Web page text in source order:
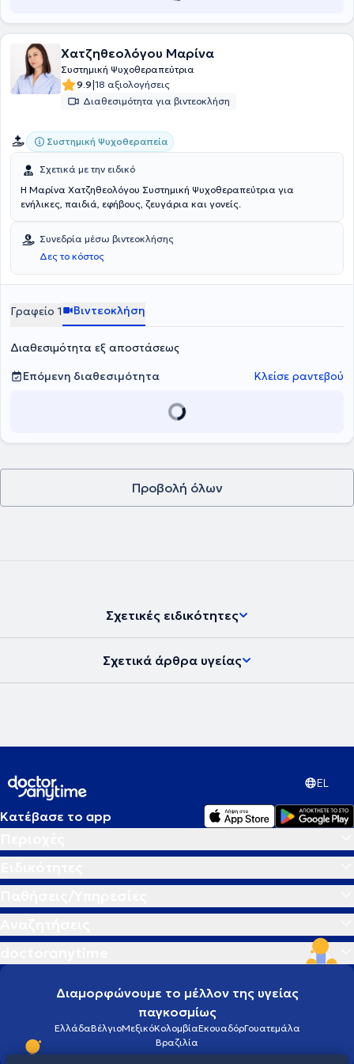
Χατζηθεολόγου Μαρίνα
Συστημική Ψυχοθεραπεύτρια
9.9|18 αξιολογήσεις
Διαθεσιμότητα για βιντεοκλήση
Συστημική Ψυχοθεραπεία
Σχετικά με την ειδικό
Η Μαρίνα Χατζηθεολόγου Συστημική Ψυχοθεραπεύτρια για
ενήλικες, παιδιά, εφήβους, ζευγάρια και γονείς.
Συνεδρία μέσω βιντεοκλήσης
Δες το κόστος
Γραφείο 1 Βιντεοκλήση
Διαθεσιμότητα εξ αποστάσεως
Επόμενη διαθεσιμότητα
Κλείσε ραντεβού
Προβολή όλων
Σχετικές ειδικότητες
Σχετικά άρθρα υγείας
EL
Κατέβασε το app
Διαμορφώνουμε το μέλλον της υγείας
παγκοσμίως
ΕλλάδαΒέλγιοΜεξικόΚολομβίαΕκουαδόρΓουατεμάλα
Βραζιλία